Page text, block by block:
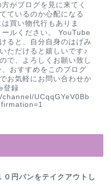
がブログを見に来てく
ているのか心配になる
買い物代行もありま
ルください。 YouTube
ると、自分自身のはげみ
ただけると嬉しいです♪
で、よろしくお願い致し
おすすめをこのブログ
お気軽にお問い合わせか
登録
UCqqGYeV0Bb
０円パンをテイクアウトし